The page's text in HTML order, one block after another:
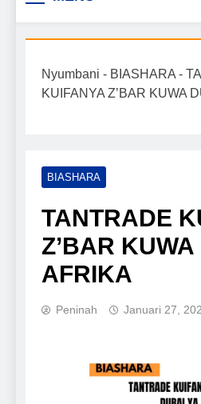
Tanzania
kilimo, mitindo,
mafanikio yako.
Nyumbani - BIASHARA -
KUIFANYA Z’BAR KUWA
BIASHARA
TANTRADE
Z’BAR
AFRIKA
Peninah Januari 27,